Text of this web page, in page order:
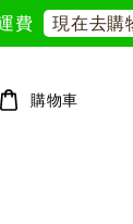
現在去購物！
購物車